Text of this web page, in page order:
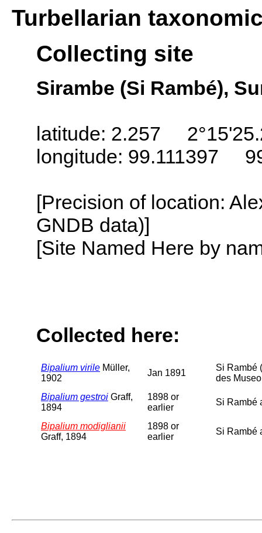
Turbellarian
Collecting site
Sirambe (Si Rambé),
latitude: 2.257
longitude: 99.111397
[Precision of location:
GNDB data)]
[Site Named Here by
Collected here:
Bipalium virile Müller,
1902
Jan 1891
Si Rambé
des
Bipalium gestroi Graff,
1894
1898 or
earlier
Si Rambé
Bipalium modiglianii
Graff, 1894
1898 or
earlier
Si Rambé